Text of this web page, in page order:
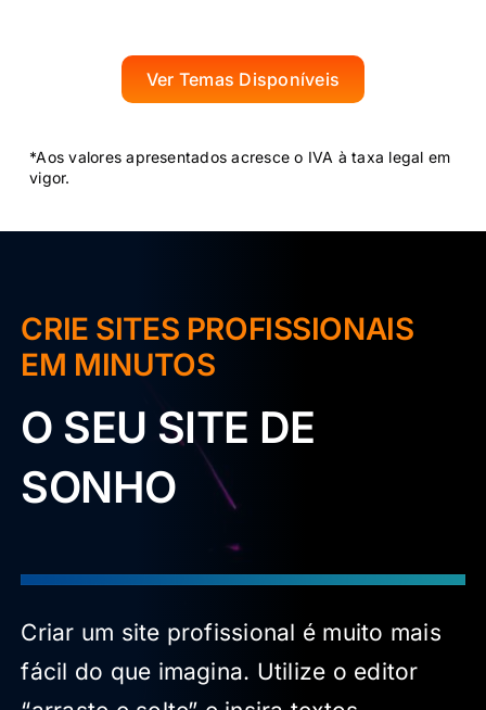
Ver Temas Disponíveis
*Aos valores apresentados acresce o IVA à taxa legal em
vigor.
CRIE SITES PROFISSIONAIS
EM MINUTOS
O SEU SITE DE
SONHO
Criar um site profissional é muito mais
fácil do que imagina. Utilize o editor